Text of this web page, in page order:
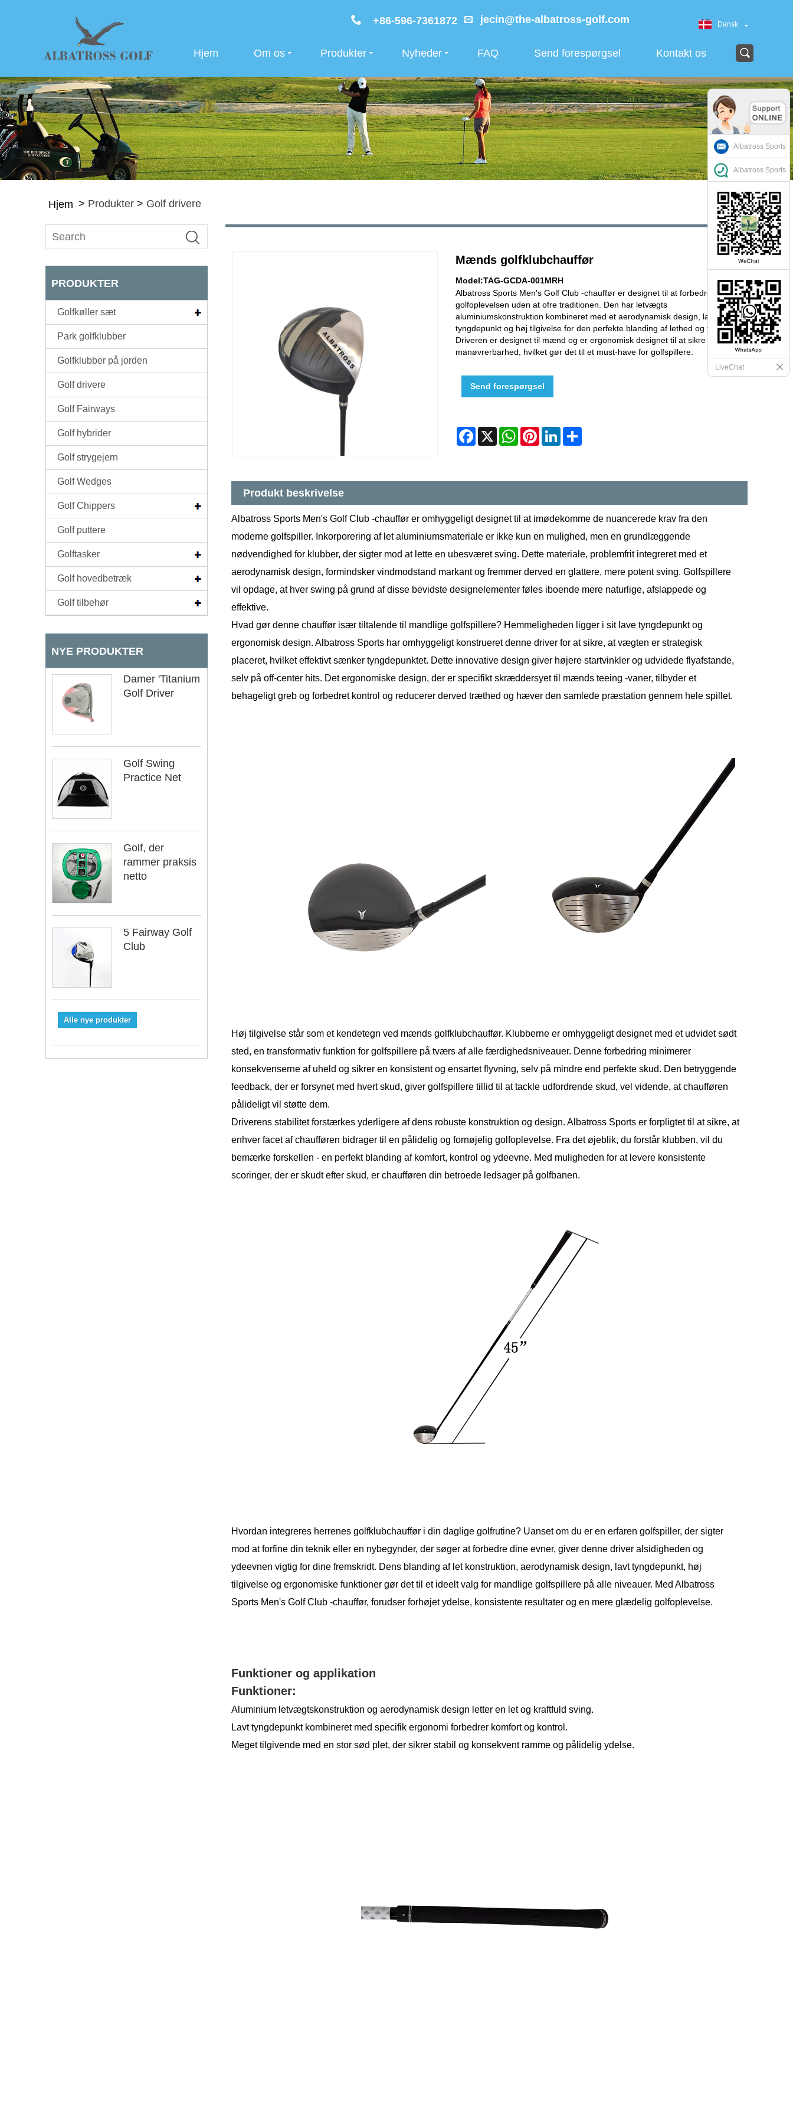
+86-596-7361872 jecin@the-albatross-golf.com Dansk
Hjem Om os Produkter Nyheder FAQ Send forespørgsel Kontakt os
Hjem > Produkter > Golf drivere
PRODUKTER
Golfkøller sæt
Park golfklubber
Golfklubber på jorden
Golf drivere
Golf Fairways
Golf hybrider
Golf strygejern
Golf Wedges
Golf Chippers
Golf puttere
Golftasker
Golf hovedbetræk
Golf tilbehør
NYE PRODUKTER
Damer 'Titanium
Golf Driver
Golf Swing
Practice Net
Golf, der
rammer praksis
netto
5 Fairway Golf
Club
Alle nye produkter
Mænds golfklubchauffør
Model:TAG-GCDA-001MRH
Albatross Sports Men's Golf Club -chauffør er designet til at forbedre
golfoplevelsen uden at ofre traditionen. Den har letvægts
aluminiumskonstruktion kombineret med et aerodynamisk design, lavt
tyngdepunkt og høj tilgivelse for den perfekte blanding af lethed og ydeevne.
Driveren er designet til mænd og er ergonomisk designet til at sikre komfort og
manøvrerbarhed, hvilket gør det til et must-have for golfspillere.
Send forespørgsel
Facebook
X WhatsApp
Pinterest
LinkedIn
Produkt beskrivelse
Albatross Sports Men's Golf Club -chauffør er omhyggeligt designet til at imødekomme de nuancerede krav fra den
moderne golfspiller. Inkorporering af let aluminiumsmateriale er ikke kun en mulighed, men en grundlæggende
nødvendighed for klubber, der sigter mod at lette en ubesværet sving. Dette materiale, problemfrit integreret med et
aerodynamisk design, formindsker vindmodstand markant og fremmer derved en glattere, mere potent sving. Golfspillere
vil opdage, at hver swing på grund af disse bevidste designelementer føles iboende mere naturlige, afslappede og
effektive.
Hvad gør denne chauffør især tiltalende til mandlige golfspillere? Hemmeligheden ligger i sit lave tyngdepunkt og
ergonomisk design. Albatross Sports har omhyggeligt konstrueret denne driver for at sikre, at vægten er strategisk
placeret, hvilket effektivt sænker tyngdepunktet. Dette innovative design giver højere startvinkler og udvidede flyafstande,
selv på off-center hits. Det ergonomiske design, der er specifikt skræddersyet til mænds teeing -vaner, tilbyder et
behageligt greb og forbedret kontrol og reducerer derved træthed og hæver den samlede præstation gennem hele spillet.
Høj tilgivelse står som et kendetegn ved mænds golfklubchauffør. Klubberne er omhyggeligt designet med et udvidet sødt
sted, en transformativ funktion for golfspillere på tværs af alle færdighedsniveauer. Denne forbedring minimerer
konsekvenserne af uheld og sikrer en konsistent og ensartet flyvning, selv på mindre end perfekte skud. Den betryggende
feedback, der er forsynet med hvert skud, giver golfspillere tillid til at tackle udfordrende skud, vel vidende, at chaufføren
pålideligt vil støtte dem.
Driverens stabilitet forstærkes yderligere af dens robuste konstruktion og design. Albatross Sports er forpligtet til at sikre, at
enhver facet af chaufføren bidrager til en pålidelig og fornøjelig golfoplevelse. Fra det øjeblik, du forstår klubben, vil du
bemærke forskellen - en perfekt blanding af komfort, kontrol og ydeevne. Med muligheden for at levere konsistente
scoringer, der er skudt efter skud, er chaufføren din betroede ledsager på golfbanen.
Hvordan integreres herrenes golfklubchauffør i din daglige golfrutine? Uanset om du er en erfaren golfspiller, der sigter
mod at forfine din teknik eller en nybegynder, der søger at forbedre dine evner, giver denne driver alsidigheden og
ydeevnen vigtig for dine fremskridt. Dens blanding af let konstruktion, aerodynamisk design, lavt tyngdepunkt, høj
tilgivelse og ergonomiske funktioner gør det til et ideelt valg for mandlige golfspillere på alle niveauer. Med Albatross
Sports Men's Golf Club -chauffør, forudser forhøjet ydelse, konsistente resultater og en mere glædelig golfoplevelse.
Funktioner og applikation
Funktioner:
Aluminium letvægtskonstruktion og aerodynamisk design letter en let og kraftfuld sving.
Lavt tyngdepunkt kombineret med specifik ergonomi forbedrer komfort og kontrol.
Meget tilgivende med en stor sød plet, der sikrer stabil og konsekvent ramme og pålidelig ydelse.
Albatross Sports
Albatross Sports
LiveChat